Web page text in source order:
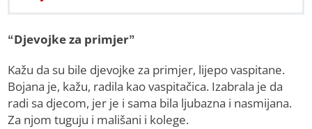
“Djevojke za primjer”
Kažu da su bile djevojke za primjer, lijepo vaspitane.
Bojana je, kažu, radila kao vaspitačica. Izabrala je da
radi sa djecom, jer je i sama bila ljubazna i nasmijana.
Za njom tuguju i mališani i kolege.